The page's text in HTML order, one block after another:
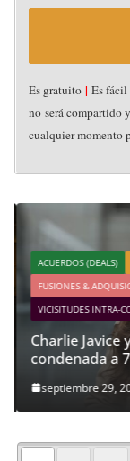
Es gratuito | Es fácil
no será compartido
cualquier momento
ACUERDOS (DEALS)
FUSIONES &
VICISITUDES INTRA-
Charlie Javice
condenada a
septiembre 29,